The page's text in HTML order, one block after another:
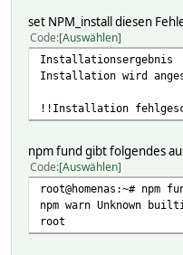
set NPM_install diesen
Code Auswählen
Installationsergebnis
Installation wird
!!Installation
npm fund gibt folgendes
Code Auswählen
root@homenas:~# npm
npm warn Unknown
root